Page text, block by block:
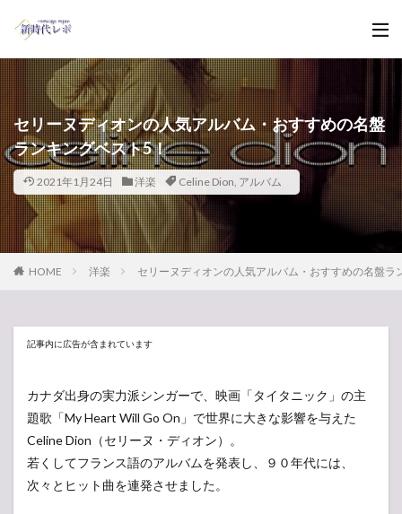
セリーヌディオンの人気アルバム・おすすめの名盤
ランキングベスト5！
2021年1月24日 洋楽 Celine Dion, アルバム
HOME 洋楽 セリーヌディオンの人気アルバム・おすすめの名盤ラ
記事内に広告が含まれています
カナダ出身の実力派シンガーで、映画「タイタニック」の主
題歌「My Heart Will Go On」で世界に大きな影響を与えた
Celine Dion（セリーヌ・ディオン）。
若くしてフランス語のアルバムを発表し、９０年代には、
次々とヒット曲を連発させました。